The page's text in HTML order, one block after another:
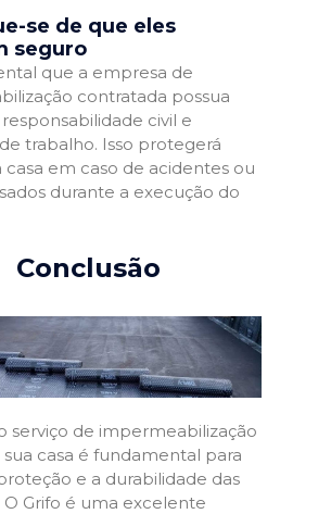
se de que eles
seguro
que a empresa de
contratada possua
civil e
trabalho. Isso protegerá
casa em caso de acidentes ou
durante a execução do
Conclusão
serviço de impermeabilização
casa é fundamental para
e a durabilidade das
O Grifo é uma excelente